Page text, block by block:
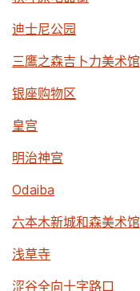
迪士尼公园
三鹰之森吉卜力美术馆
银座购物区
皇宫
明治神宫
Odaiba
六本木新城和森美术馆
浅草寺
涩谷全向十字路口